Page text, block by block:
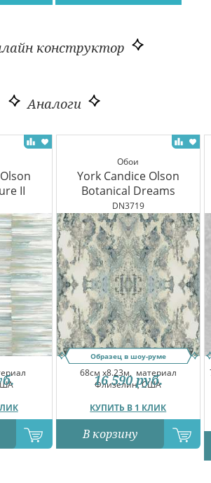
конструктор
Аналоги
II
Обои
York Candice Olson
Botanical Dreams
DN3719
Образец в шоу-руме
68см x8.23м, материал
Флизелин, США
КУПИТЬ В 1 КЛИК
16 590 руб.
В корзину